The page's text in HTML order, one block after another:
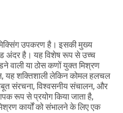
उपकरण है। इसकी मुख्य
अंदर है। यह विशेष रूप से उच्च
वाली या ठोस कणों युक्त मिश्रण
यह शक्तिशाली लेकिन कोमल हलचल
संरचना, विश्वसनीय संचालन, और
रूप से प्रयोग किया जाता है,
कार्यों को संभालने के लिए एक